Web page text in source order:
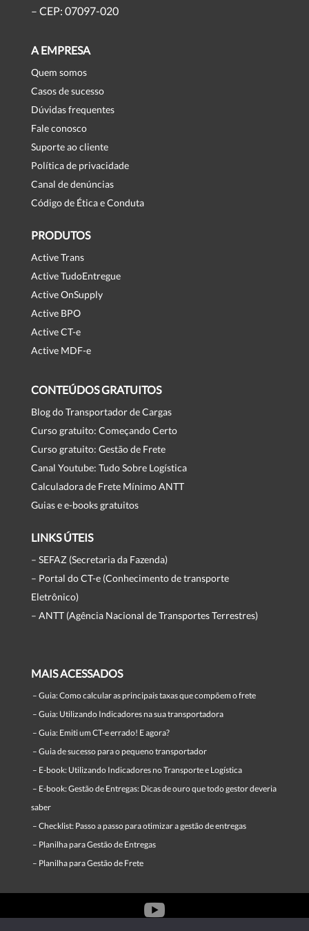
– CEP: 07097-020
A EMPRESA
Quem somos
Casos de sucesso
Dúvidas frequentes
Fale conosco
Suporte ao cliente
Política de privacidade
Canal de denúncias
Código de Ética e Conduta
PRODUTOS
Active Trans
Active TudoEntregue
Active OnSupply
Active BPO
Active CT-e
Active MDF-e
CONTEÚDOS GRATUITOS
Blog do Transportador de Cargas
Curso gratuito: Começando Certo
Curso gratuito: Gestão de Frete
Canal Youtube: Tudo Sobre Logística
Calculadora de Frete Mínimo ANTT
Guias e e-books gratuitos
LINKS ÚTEIS
– SEFAZ (Secretaria da Fazenda)
– Portal do CT-e (Conhecimento de transporte
Eletrônico)
– ANTT (Agência Nacional de Transportes Terrestres)
MAIS ACESSADOS
– Guia: Como calcular as principais taxas que compõem o frete
– Guia: Utilizando Indicadores na sua transportadora
– Guia: Emiti um CT-e errado! E agora?
– Guia de sucesso para o pequeno transportador
– E-book: Utilizando Indicadores no Transporte e Logística
– E-book: Gestão de Entregas: Dicas de ouro que todo gestor deveria
saber
– Checklist: Passo a passo para otimizar a gestão de entregas
– Planilha para Gestão de Entregas
– Planilha para Gestão de Frete
